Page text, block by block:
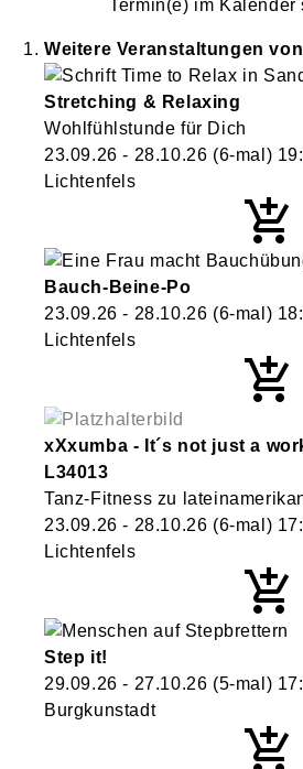
Termin(e) im Kalender
Weitere Veranstaltungen von
Stretching & Relaxing
Wohlfühlstunde für Dich
23.09.26 - 28.10.26 (6-mal)
Lichtenfels
Bauch-Beine-Po
23.09.26 - 28.10.26 (6-mal)
Lichtenfels
xXxumba - It´s not just a
L34013
Tanz-Fitness zu
23.09.26 - 28.10.26 (6-mal)
Lichtenfels
Step it!
29.09.26 - 27.10.26 (5-mal)
Burgkunstadt